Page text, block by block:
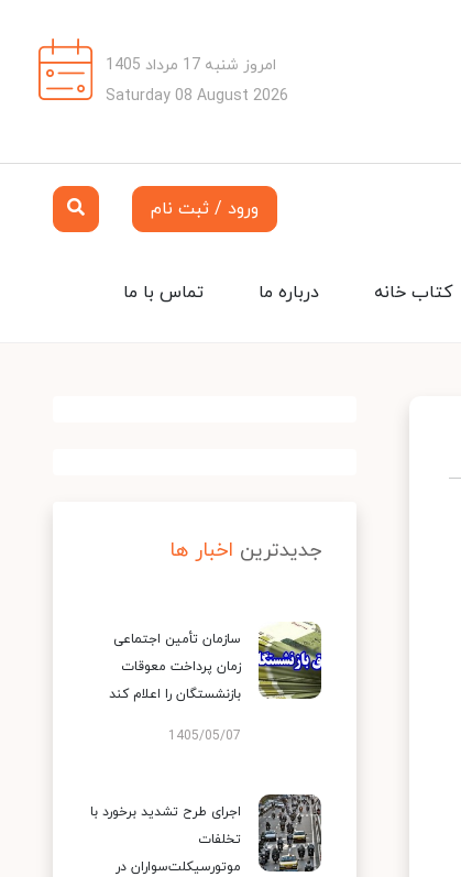
امروز شنبه 17 مرداد 1405
Saturday 08 August 2026
ورود / ثبت نام
تماس با ما درباره ما کتاب خانه
جدیدترین اخبار ها
سازمان تأمین اجتماعی
زمان پرداخت معوقات
بازنشستگان را اعلام کند
1405/05/07
اجرای طرح تشدید برخورد با
تخلفات
موتورسیکلت‌سواران در